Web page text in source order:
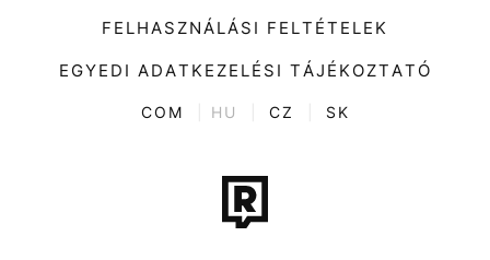
Divat
Kultúra
ENTR
Tech-Tudomány
Sport
FELHASZNÁLÁSI FELTÉTELEK
EGYEDI ADATKEZELÉSI TÁJÉKOZTATÓ
COM HU CZ SK